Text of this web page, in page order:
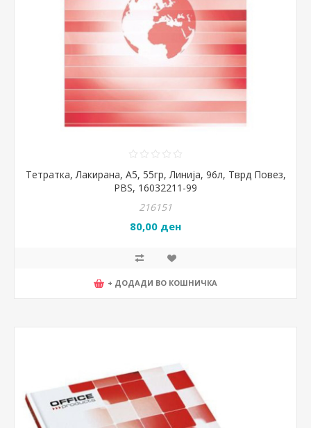
Тетратка, Лакирана, А5, 55гр, Линија, 96л, Тврд Повез,
PBS, 16032211-99
216151
80,00 ден
+ ДОДАДИ ВО КОШНИЧКА